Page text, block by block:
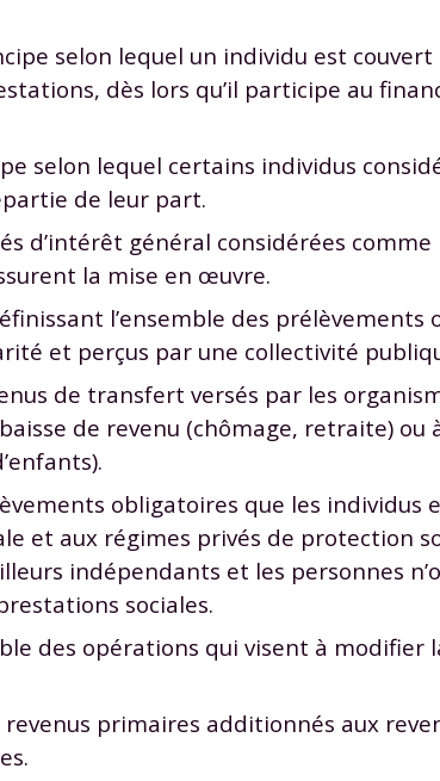
selon lequel un individu est
dès lors qu’il participe au
selon lequel certains individus
de leur part.
d’intérêt général considérées
la mise en œuvre.
l’ensemble des prélèvements
et perçus par une collectivité
de transfert versés par les
de revenu (chômage, retraite) ou
obligatoires que les individus
et aux régimes privés de protection
indépendants et les personnes
sociales.
des opérations qui visent à
primaires additionnés aux